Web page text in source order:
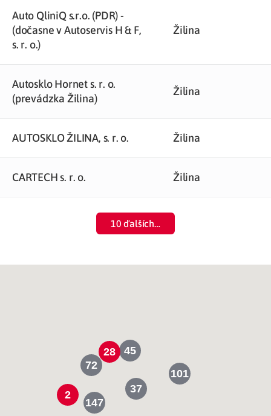
Auto QliniQ s.r.o. (PDR) -
(dočasne v Autoservis H & F,
s. r. o.)
Žilina
Autosklo Hornet s. r. o.
(prevádzka Žilina)
Žilina
AUTOSKLO ŽILINA, s. r. o. Žilina
CARTECH s. r. o. Žilina
10 ďalších…
28
2
101
147
72
37
45